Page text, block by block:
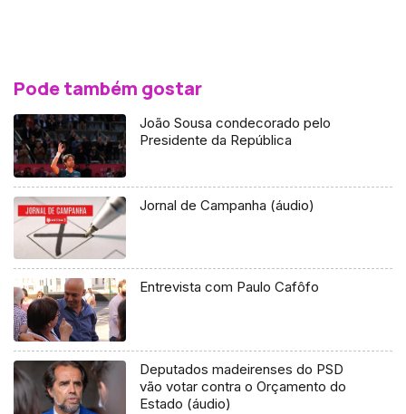
Pode também gostar
João Sousa condecorado pelo
Presidente da República
Jornal de Campanha (áudio)
Entrevista com Paulo Cafôfo
Deputados madeirenses do PSD
vão votar contra o Orçamento do
Estado (áudio)